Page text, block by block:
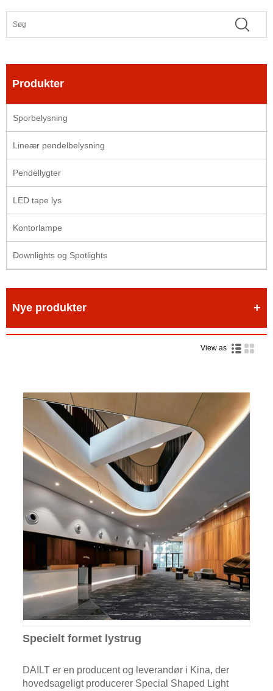
Produkter
Sporbelysning
Lineær pendelbelysning
Pendellygter
LED tape lys
Kontorlampe
Downlights og Spotlights
Nye produkter
View as
Specielt formet lystrug
DAILT er en producent og leverandør i Kina, der
hovedsageligt producerer Special Shaped Light